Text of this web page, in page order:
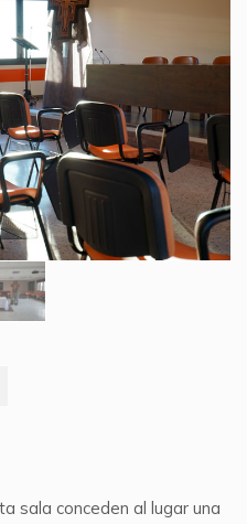
sala conceden al lugar una